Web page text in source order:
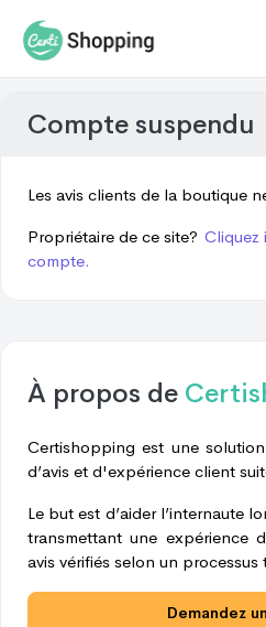
Compte suspendu
Les avis clients de la boutique
Propriétaire de ce site? Cliquez
compte.
À propos de
Certishopping est une
d’avis et d'expérience client
Le but est d’aider l’internaute
transmettant une expérience
avis vérifiés selon un
Demandez